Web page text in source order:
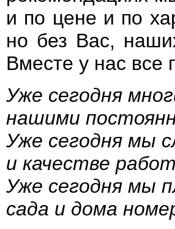
и по цене и по
но без Вас,
Вместе у нас все
Уже сегодня
нашими
Уже сегодня мы
и качестве
Уже сегодня мы
сада и дома